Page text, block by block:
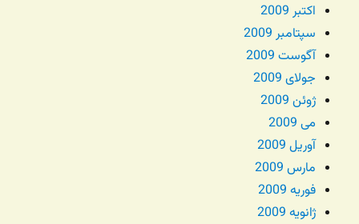
اکتبر 2009
سپتامبر 2009
آگوست 2009
جولای 2009
ژوئن 2009
می 2009
آوریل 2009
مارس 2009
فوریه 2009
ژانویه 2009